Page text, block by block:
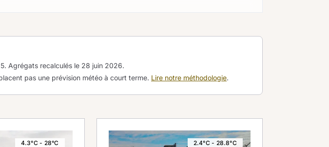
Agrégats recalculés le 28 juin 2026.
pas une prévision météo à court terme. Lire notre méthodologie.
4.3°C - 28°C 2.4°C - 28.8°C